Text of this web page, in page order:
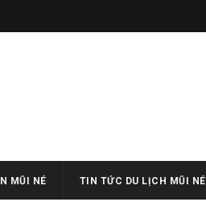
MŨI NÉ TIN TỨC DU LỊCH MŨI NÉ